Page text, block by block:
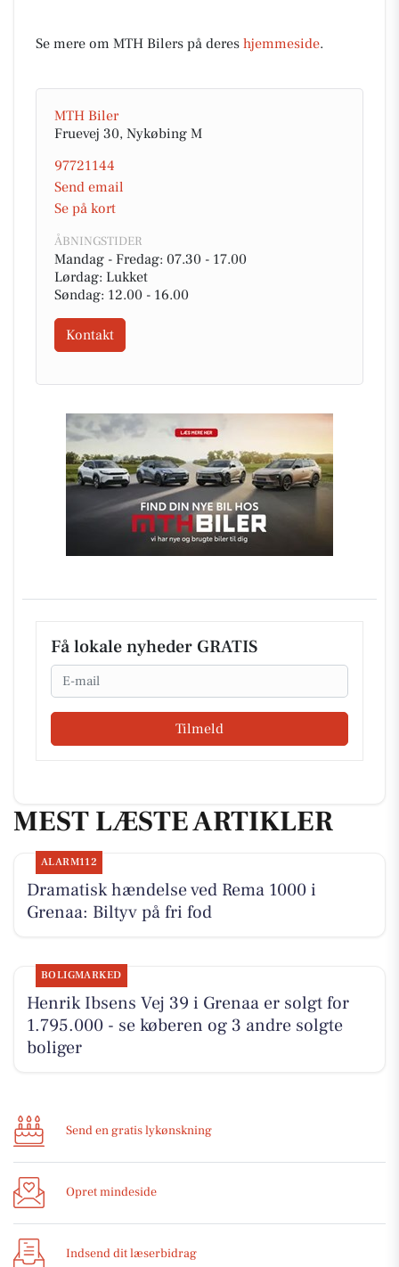
Se mere om MTH Bilers på deres hjemmeside.
MTH Biler
Fruevej 30, Nykøbing M
97721144
Send email
Se på kort
ÅBNINGSTIDER
Mandag - Fredag: 07.30 - 17.00
Lørdag: Lukket
Søndag: 12.00 - 16.00
Kontakt
Få lokale nyheder GRATIS
Email
Tilmeld
MEST LÆSTE ARTIKLER
ALARM112
Dramatisk hændelse ved Rema 1000 i
Grenaa: Biltyv på fri fod
BOLIGMARKED
Henrik Ibsens Vej 39 i Grenaa er solgt for
1.795.000 - se køberen og 3 andre solgte
boliger
Send en gratis lykønskning
Opret mindeside
Indsend dit læserbidrag